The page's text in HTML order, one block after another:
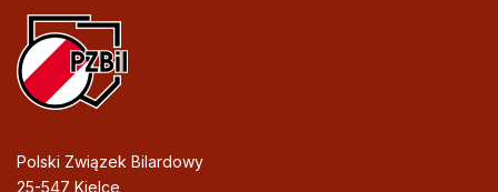
Polski Związek Bilardowy
25-547 Kielce